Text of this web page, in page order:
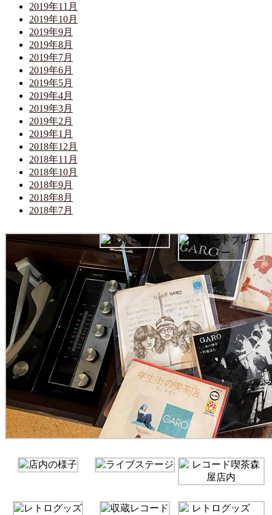
2019年11月
2019年10月
2019年9月
2019年8月
2019年7月
2019年6月
2019年5月
2019年4月
2019年3月
2019年2月
2019年1月
2018年12月
2018年11月
2018年10月
2018年9月
2018年8月
2018年7月